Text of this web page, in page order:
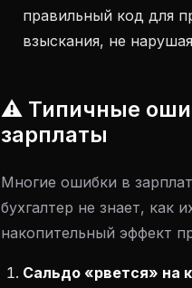
правильный код для
взыскания, не
⚠️ Типичные
зарплаты
Многие ошибки в
бухгалтер не знает, как
накопительный эффект
Сальдо «рвется» на